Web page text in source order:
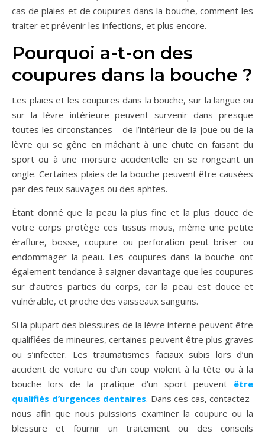
cas de plaies et de coupures dans la bouche, comment les
traiter et prévenir les infections, et plus encore.
Pourquoi a-t-on des
coupures dans la bouche ?
Les plaies et les coupures dans la bouche, sur la langue ou
sur la lèvre intérieure peuvent survenir dans presque
toutes les circonstances – de l’intérieur de la joue ou de la
lèvre qui se gêne en mâchant à une chute en faisant du
sport ou à une morsure accidentelle en se rongeant un
ongle. Certaines plaies de la bouche peuvent être causées
par des feux sauvages ou des aphtes.
Étant donné que la peau la plus fine et la plus douce de
votre corps protège ces tissus mous, même une petite
éraflure, bosse, coupure ou perforation peut briser ou
endommager la peau. Les coupures dans la bouche ont
également tendance à saigner davantage que les coupures
sur d’autres parties du corps, car la peau est douce et
vulnérable, et proche des vaisseaux sanguins.
Si la plupart des blessures de la lèvre interne peuvent être
qualifiées de mineures, certaines peuvent être plus graves
ou s’infecter. Les traumatismes faciaux subis lors d’un
accident de voiture ou d’un coup violent à la tête ou à la
bouche lors de la pratique d’un sport peuvent être
qualifiés d’urgences dentaires. Dans ces cas, contactez-
nous afin que nous puissions examiner la coupure ou la
blessure et fournir un traitement ou des conseils